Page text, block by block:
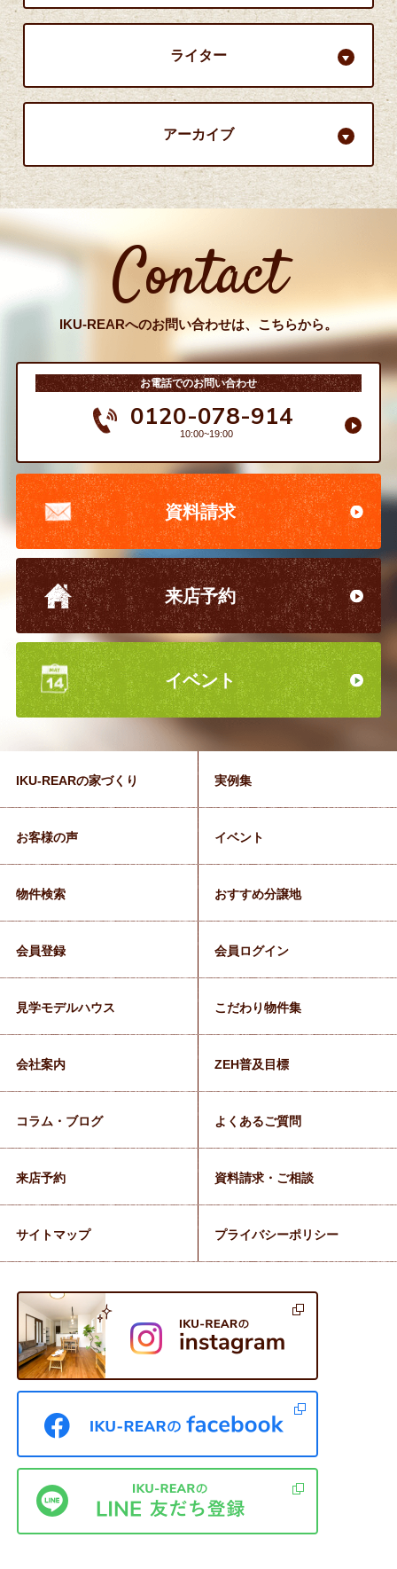
ライター
アーカイブ
Contact
IKU-REARへのお問い合わせは、こちらから。
お電話でのお問い合わせ
0120-078-914
10:00~19:00
資料請求
来店予約
イベント
IKU-REARの家づくり 実例集
お客様の声 イベント
物件検索 おすすめ分譲地
会員登録 会員ログイン
見学モデルハウス こだわり物件集
会社案内 ZEH普及目標
コラム・ブログ よくあるご質問
来店予約 資料請求・ご相談
サイトマップ プライバシーポリシー